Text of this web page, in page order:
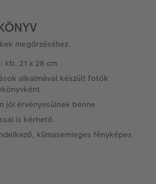
megőrzéséhez.
kb. 21 x 28 cm
alkalmával készült fotók
érvényesülnek benne
is kérhető
klímasemleges fényképes